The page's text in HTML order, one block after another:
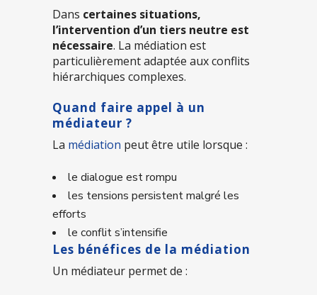
Dans certaines situations,
l’intervention d’un tiers neutre est
nécessaire. La médiation est
particulièrement adaptée aux conflits
hiérarchiques complexes.
Quand faire appel à un
médiateur ?
La médiation peut être utile lorsque :
le dialogue est rompu
les tensions persistent malgré les
efforts
le conflit s’intensifie
Les bénéfices de la médiation
Un médiateur permet de :